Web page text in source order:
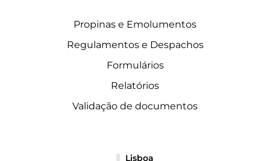
Propinas e Emolumentos
Regulamentos e Despachos
Formulários
Relatórios
Validação de documentos
Lisboa